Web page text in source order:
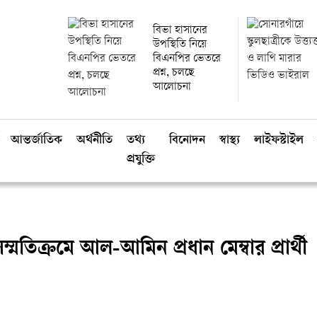
বিভা হাসানের
উপস্থিতি নিয়ে
বিএনপির ভেতরে
প্রশ্ন, চলছে
আলোচনা
আন্তর্জাতিক অর্থনীতি
তথ্য
প্রযুক্তি
বিনোদন স্বাস্থ্য লাইফস্টাইল
আল-আমিন প্রধান মেম্বার প্রার্থী